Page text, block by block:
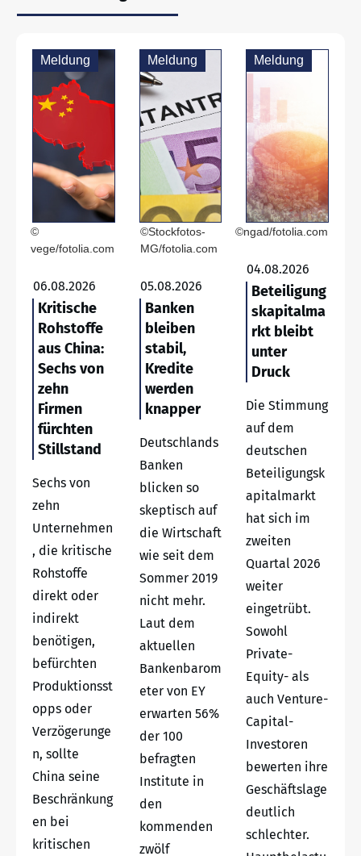
Meldung
©
vege/fotolia.com
06.08.2026
Kritische
Rohstoffe
aus China:
Sechs von
zehn
Firmen
fürchten
Stillstand
Sechs von
zehn
Unternehmen
, die kritische
Rohstoffe
direkt oder
indirekt
benötigen,
befürchten
Produktionsst
opps oder
Verzögerunge
n, sollte
China seine
Beschränkung
en bei
kritischen
Meldung
©Stockfotos-
MG/fotolia.com
05.08.2026
Banken
bleiben
stabil,
Kredite
werden
knapper
Deutschlands
Banken
blicken so
skeptisch auf
die Wirtschaft
wie seit dem
Sommer 2019
nicht mehr.
Laut dem
aktuellen
Bankenbarom
eter von EY
erwarten 56%
der 100
befragten
Institute in
den
kommenden
zwölf
Meldung
©ngad/fotolia.com
04.08.2026
Beteiligung
skapitalma
rkt bleibt
unter
Druck
Die Stimmung
auf dem
deutschen
Beteiligungsk
apitalmarkt
hat sich im
zweiten
Quartal 2026
weiter
eingetrübt.
Sowohl
Private-
Equity- als
auch Venture-
Capital-
Investoren
bewerten ihre
Geschäftslage
deutlich
schlechter.